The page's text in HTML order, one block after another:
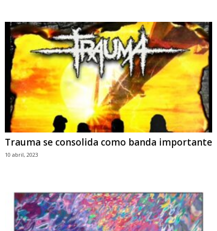
Trauma se consolida como banda importante
10 abril, 2023